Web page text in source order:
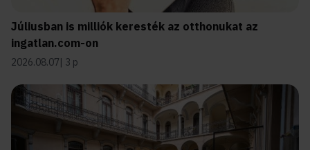
Júliusban is milliók keresték az otthonukat az
ingatlan.com-on
2026.08.07 3 p